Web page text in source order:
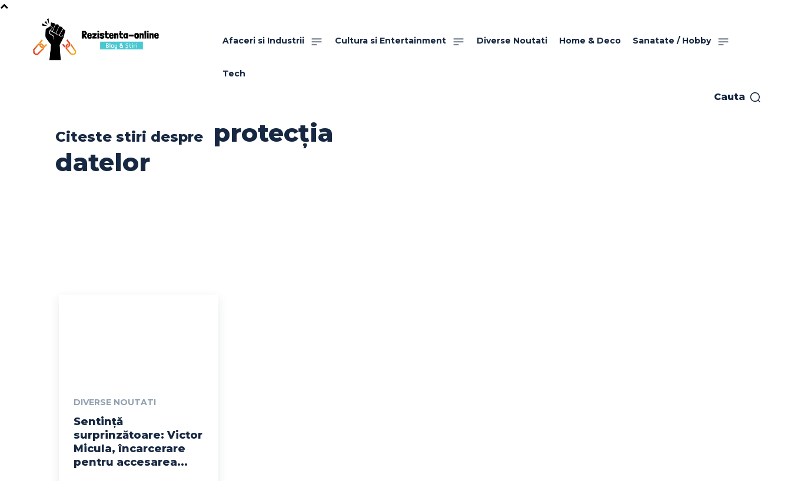
Afaceri si Industrii Cultura si Entertainment Diverse Noutati Home & Deco Sanatate / Hobby
Tech
Cauta
Citeste stiri despre
protecția
datelor
DIVERSE NOUTATI
Sentință
surprinzătoare: Victor
Micula, încarcerare
pentru accesarea...